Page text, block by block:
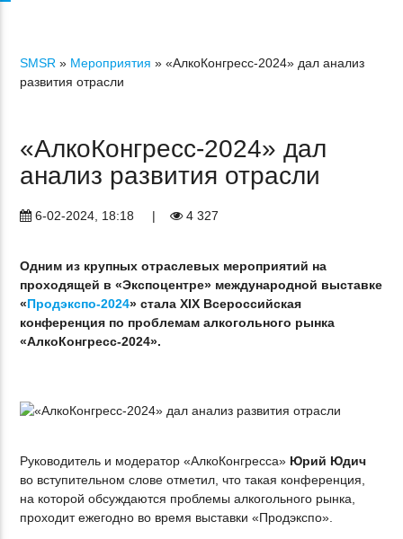
SMSR » Мероприятия » «АлкоКонгресс-2024» дал анализ
развития отрасли
«АлкоКонгресс-2024» дал
анализ развития отрасли
6-02-2024, 18:18 | 4 327
Одним из крупных отраслевых мероприятий на
проходящей в «Экспоцентре» международной выставке
«Продэкспо-2024» стала XIX Всероссийская
конференция по проблемам алкогольного рынка
«АлкоКонгресс-2024».
Руководитель и модератор «АлкоКонгресса» Юрий Юдич
во вступительном слове отметил, что такая конференция,
на которой обсуждаются проблемы алкогольного рынка,
проходит ежегодно во время выставки «Продэкспо».